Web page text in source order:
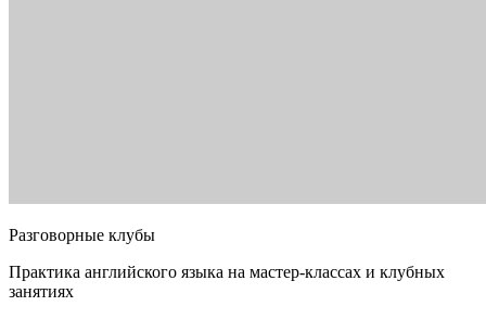
Разговорные клубы
Практика английского языка на мастер-классах и клубных
занятиях